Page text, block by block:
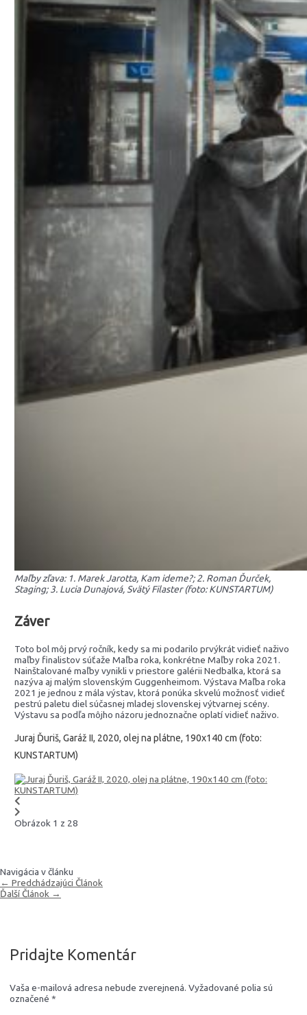
Maľby zľava: 1. Marek Jarotta, Kam ideme?; 2. Roman Ďurček,
Staging; 3. Lucia Dunajová, Svätý Filaster (foto: KUNSTARTUM)
Záver
Toto bol môj prvý ročník, kedy sa mi podarilo prvýkrát vidieť naživo
maľby finalistov súťaže Maľba roka, konkrétne Maľby roka 2021.
Nainštalované maľby vynikli v priestore galérii Nedbalka, ktorá sa
nazýva aj malým slovenským Guggenheimom. Výstava Maľba roka
2021 je jednou z mála výstav, ktorá ponúka skvelú možnosť vidieť
pestrú paletu diel súčasnej mladej slovenskej výtvarnej scény.
Výstavu sa podľa môjho názoru jednoznačne oplatí vidieť naživo.
Juraj Ďuriš, Garáž II, 2020, olej na plátne, 190x140 cm (foto:
KUNSTARTUM)
Obrázok 1 z 28
Navigácia v článku
← Predchádzajúci Článok
Ďalší Článok →
Pridajte Komentár
Vaša e-mailová adresa nebude zverejnená. Vyžadované polia sú
označené *